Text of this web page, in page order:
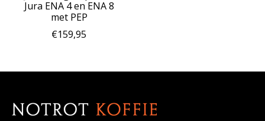
Jura ENA 4 en ENA 8
met PEP
€159,95